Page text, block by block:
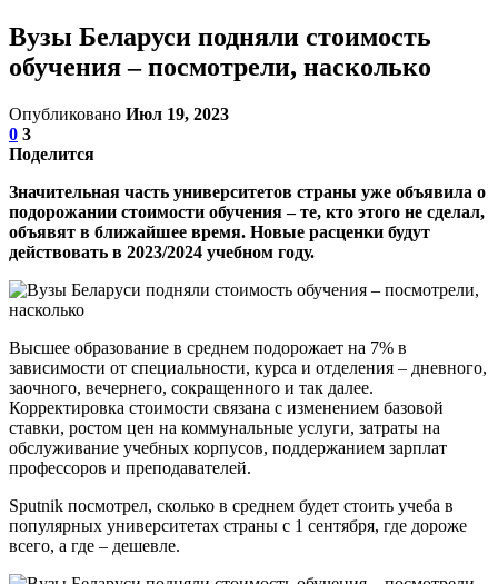
Вузы Беларуси подняли стоимость
обучения – посмотрели, насколько
Опубликовано Июл 19, 2023
0 3
Поделится
Значительная часть университетов страны уже объявила о
подорожании стоимости обучения – те, кто этого не сделал,
объявят в ближайшее время. Новые расценки будут
действовать в 2023/2024 учебном году.
Высшее образование в среднем подорожает на 7% в
зависимости от специальности, курса и отделения – дневного,
заочного, вечернего, сокращенного и так далее.
Корректировка стоимости связана с изменением базовой
ставки, ростом цен на коммунальные услуги, затраты на
обслуживание учебных корпусов, поддержанием зарплат
профессоров и преподавателей.
Sputnik посмотрел, сколько в среднем будет стоить учеба в
популярных университетах страны с 1 сентября, где дороже
всего, а где – дешевле.